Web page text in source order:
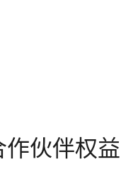
伙伴权益